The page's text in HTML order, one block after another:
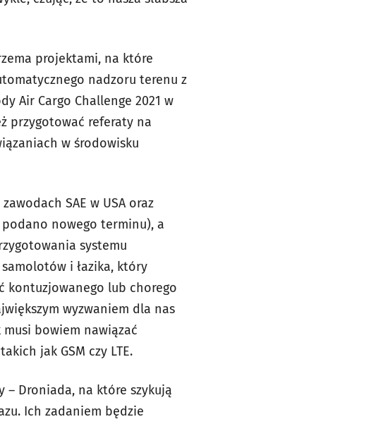
projektami, na które
nadzoru terenu z
Air Cargo Challenge 2021 w
przygotować referaty na
w środowisku
SAE w USA oraz
podano nowego terminu), a
systemu
i łazika, który
kontuzjowanego lub chorego
wyzwaniem dla nas
bowiem nawiązać
jak GSM czy LTE.
– Droniada, na które szykują
Ich zadaniem będzie